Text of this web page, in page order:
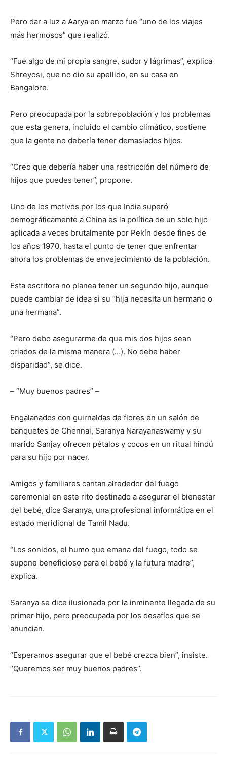
Pero dar a luz a Aarya en marzo fue “uno de los viajes
más hermosos” que realizó.
“Fue algo de mi propia sangre, sudor y lágrimas”, explica
Shreyosi, que no dio su apellido, en su casa en
Bangalore.
Pero preocupada por la sobrepoblación y los problemas
que esta genera, incluido el cambio climático, sostiene
que la gente no debería tener demasiados hijos.
“Creo que debería haber una restricción del número de
hijos que puedes tener”, propone.
Uno de los motivos por los que India superó
demográficamente a China es la política de un solo hijo
aplicada a veces brutalmente por Pekín desde fines de
los años 1970, hasta el punto de tener que enfrentar
ahora los problemas de envejecimiento de la población.
Esta escritora no planea tener un segundo hijo, aunque
puede cambiar de idea si su “hija necesita un hermano o
una hermana”.
“Pero debo asegurarme de que mis dos hijos sean
criados de la misma manera (…). No debe haber
disparidad”, se dice.
– “Muy buenos padres” –
Engalanados con guirnaldas de flores en un salón de
banquetes de Chennai, Saranya Narayanaswamy y su
marido Sanjay ofrecen pétalos y cocos en un ritual hindú
para su hijo por nacer.
Amigos y familiares cantan alrededor del fuego
ceremonial en este rito destinado a asegurar el bienestar
del bebé, dice Saranya, una profesional informática en el
estado meridional de Tamil Nadu.
“Los sonidos, el humo que emana del fuego, todo se
supone beneficioso para el bebé y la futura madre”,
explica.
Saranya se dice ilusionada por la inminente llegada de su
primer hijo, pero preocupada por los desafíos que se
anuncian.
“Esperamos asegurar que el bebé crezca bien”, insiste.
“Queremos ser muy buenos padres”.